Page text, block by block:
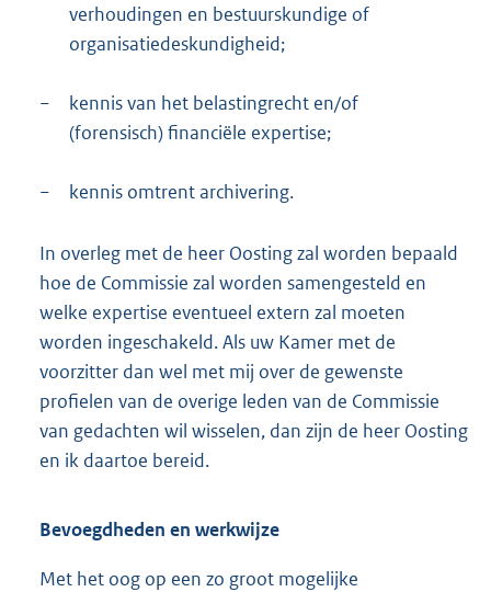
verhoudingen en bestuurskundige of
organisatiedeskundigheid;
−
kennis van het belastingrecht en/of
(forensisch) financiële expertise;
− kennis omtrent archivering.
In overleg met de heer Oosting zal worden bepaald
hoe de Commissie zal worden samengesteld en
welke expertise eventueel extern zal moeten
worden ingeschakeld. Als uw Kamer met de
voorzitter dan wel met mij over de gewenste
profielen van de overige leden van de Commissie
van gedachten wil wisselen, dan zijn de heer Oosting
en ik daartoe bereid.
Bevoegdheden en werkwijze
Met het oog op een zo groot mogelijke